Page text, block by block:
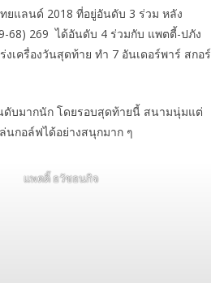
ยแลนด์ 2018 ที่อยู่อันดับ 3 ร่วม หลัง
68) 269 ได้อันดับ 4 ร่วมกับ แพตตี้-ปภัง
เครื่องวันสุดท้าย ทำ 7 อันเดอร์พาร์ สกอร์
ดับมากนัก โดยรอบสุดท้ายนี้ สนามนุ่มแต่
นกอล์ฟได้อย่างสนุกมาก ๆ
แพตตี้ ธวัชธนกิจ